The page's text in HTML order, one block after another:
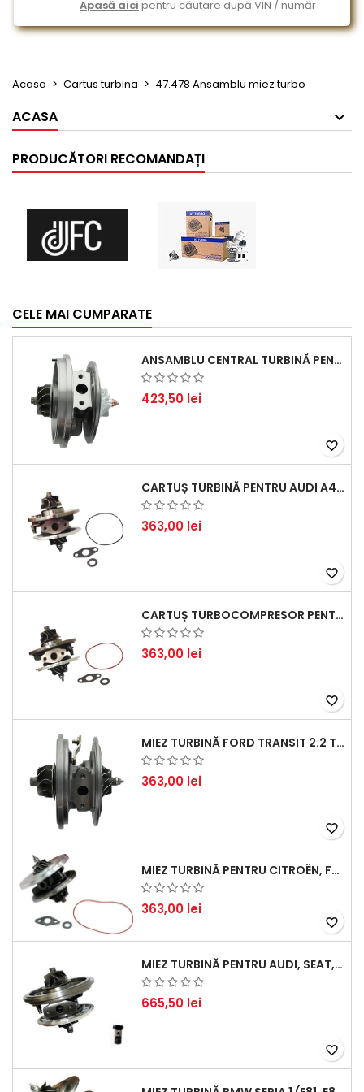
Apasă aici pentru căutare după VIN / număr
Acasa Cartus turbina 47.478 Ansamblu miez turbo
ACASA
PRODUCĂTORI RECOMANDAȚI
CELE MAI CUMPARATE
ANSAMBLU CENTRAL TURBINĂ PENTRU BMW SERIA 3, SERIA 5 ȘI X3 - PERFORMANȚĂ ȘI FIABILITATE
423,50 lei
favorite_border
CARTUȘ TURBINĂ PENTRU AUDI A4, A6, SKODA SUPERB ȘI VW PASSAT, MOTOR DIESEL 1.9 TDI
363,00 lei
favorite_border
CARTUȘ TURBOCOMPRESOR PENTRU VW, AUDI, SEAT, SKODA - MOTOR DIESEL 2.0 TDI
363,00 lei
favorite_border
MIEZ TURBINĂ FORD TRANSIT 2.2 TDCI (2007-2016)
363,00 lei
favorite_border
MIEZ TURBINĂ PENTRU CITROËN, FORD, MAZDA, MINI, PEUGEOT ȘI VOLVO - MOTORIZĂRI 1.6 HDI ȘI 1.6 D
363,00 lei
favorite_border
MIEZ TURBINĂ PENTRU AUDI, SEAT, SKODA ȘI VOLKSWAGEN - MOTORIZĂRI 2.0 TDI 103KW 140CP
665,50 lei
favorite_border